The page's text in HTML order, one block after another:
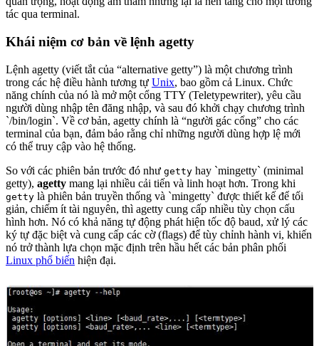
tác qua terminal.
Khái niệm cơ bản về lệnh agetty
Lệnh agetty (viết tắt của “alternative getty”) là một chương trình
trong các hệ điều hành tương tự Unix, bao gồm cả Linux. Chức
năng chính của nó là mở một cổng TTY (Teletypewriter), yêu cầu
người dùng nhập tên đăng nhập, và sau đó khởi chạy chương trình
`/bin/login`. Về cơ bản, agetty chính là “người gác cổng” cho các
terminal của bạn, đảm bảo rằng chỉ những người dùng hợp lệ mới
có thể truy cập vào hệ thống.
So với các phiên bản trước đó như getty hay `mingetty` (minimal
getty), agetty mang lại nhiều cải tiến và linh hoạt hơn. Trong khi
getty là phiên bản truyền thống và `mingetty` được thiết kế để tối
giản, chiếm ít tài nguyên, thì agetty cung cấp nhiều tùy chọn cấu
hình hơn. Nó có khả năng tự động phát hiện tốc độ baud, xử lý các
ký tự đặc biệt và cung cấp các cờ (flags) để tùy chỉnh hành vi, khiến
nó trở thành lựa chọn mặc định trên hầu hết các bản phân phối
Linux phổ biến hiện đại.